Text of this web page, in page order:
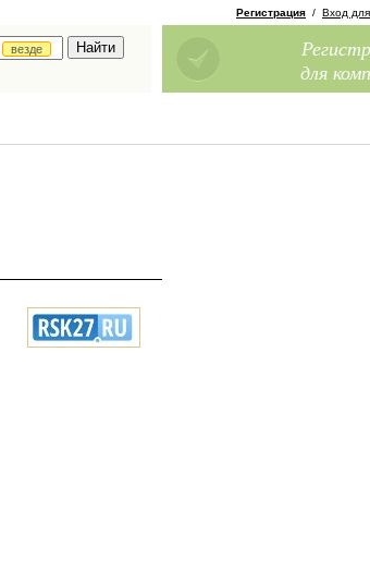
везде
Регистрация / Вход
для